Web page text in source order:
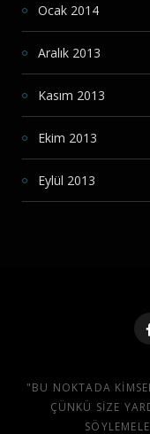
Ocak 2014
Aralık 2013
Kasım 2013
Ekim 2013
Eylül 2013
"BU NOKTADA
ÇÜNKÜ SIZE